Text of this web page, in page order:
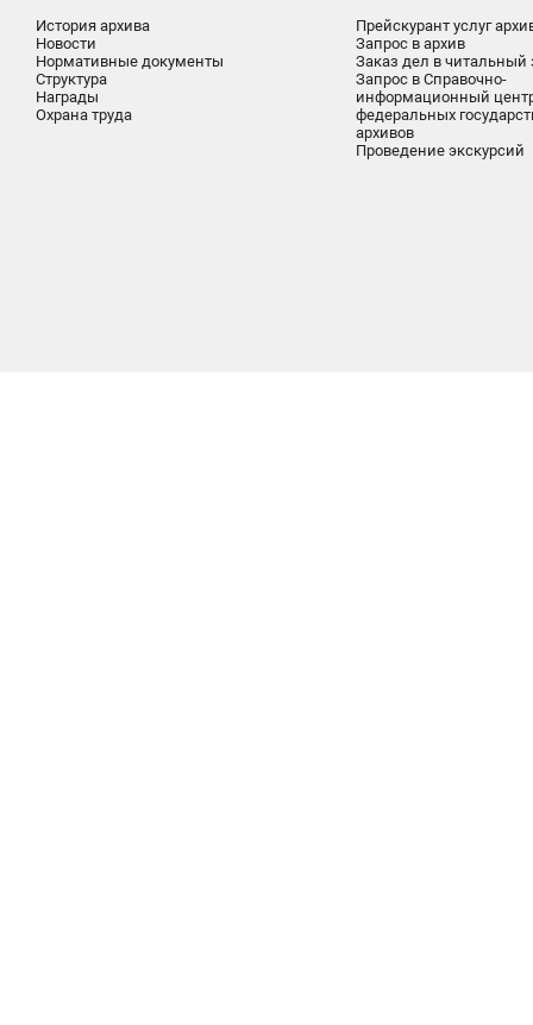
История архива
Новости
Нормативные документы
Структура
Награды
Охрана труда
Прейскурант услуг
Запрос в архив
Заказ дел в читальный
Запрос в Справочно-
информационный
федеральных
архивов
Проведение экскурсий